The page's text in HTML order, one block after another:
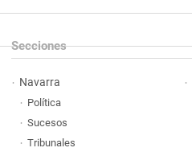
Secciones
Navarra
Política
Sucesos
Tribunales